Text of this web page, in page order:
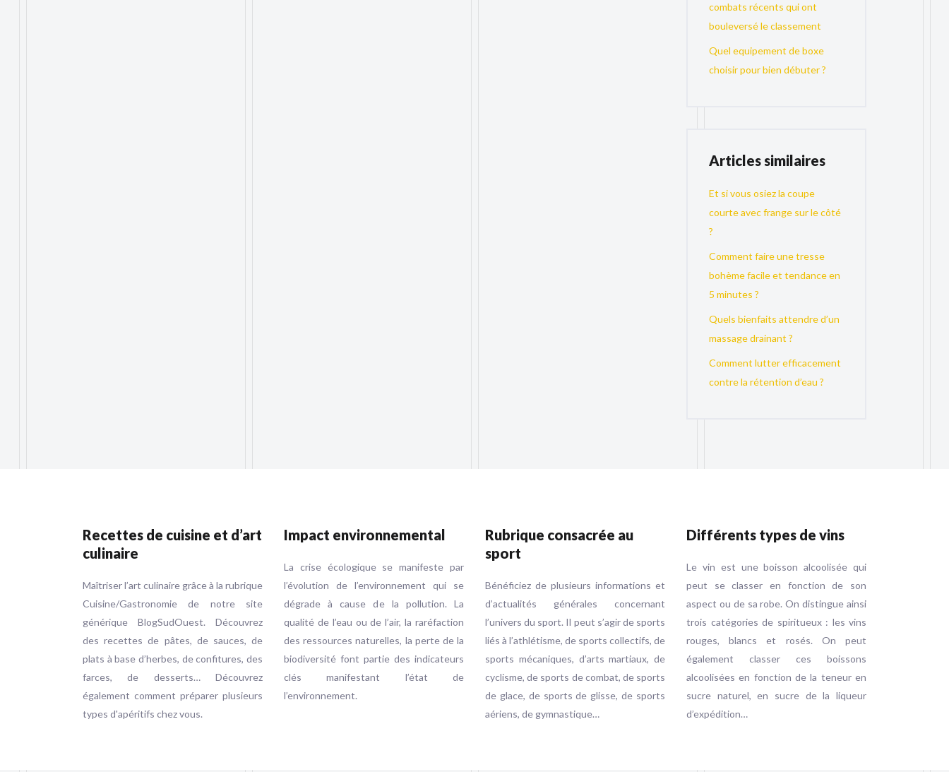
combats récents qui ont
bouleversé le classement
Quel equipement de boxe
choisir pour bien débuter ?
Articles similaires
Et si vous osiez la coupe
courte avec frange sur le côté
?
Comment faire une tresse
bohème facile et tendance en
5 minutes ?
Quels bienfaits attendre d’un
massage drainant ?
Comment lutter efficacement
contre la rétention d’eau ?
Recettes de cuisine et d’art
culinaire
Maîtriser l’art culinaire grâce à la rubrique
Cuisine/Gastronomie de notre site
générique BlogSudOuest. Découvrez
des recettes de pâtes, de sauces, de
plats à base d’herbes, de confitures, des
farces, de desserts… Découvrez
également comment préparer plusieurs
types d'apéritifs chez vous.
Impact environnemental
La crise écologique se manifeste par
l’évolution de l’environnement qui se
dégrade à cause de la pollution. La
qualité de l’eau ou de l’air, la raréfaction
des ressources naturelles, la perte de la
biodiversité font partie des indicateurs
clés manifestant l’état de
l’environnement.
Rubrique consacrée au
sport
Bénéficiez de plusieurs informations et
d’actualités générales concernant
l’univers du sport. Il peut s’agir de sports
liés à l’athlétisme, de sports collectifs, de
sports mécaniques, d’arts martiaux, de
cyclisme, de sports de combat, de sports
de glace, de sports de glisse, de sports
aériens, de gymnastique…
Différents types de vins
Le vin est une boisson alcoolisée qui
peut se classer en fonction de son
aspect ou de sa robe. On distingue ainsi
trois catégories de spiritueux : les vins
rouges, blancs et rosés. On peut
également classer ces boissons
alcoolisées en fonction de la teneur en
sucre naturel, en sucre de la liqueur
d’expédition…